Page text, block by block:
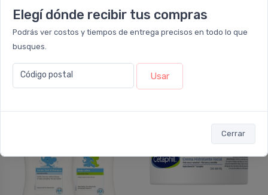
Elegí dónde recibir tus compras
Podrás ver costos y tiempos de entrega precisos en todo lo que
busques.
Código postal Usar
Cerrar
Agregar